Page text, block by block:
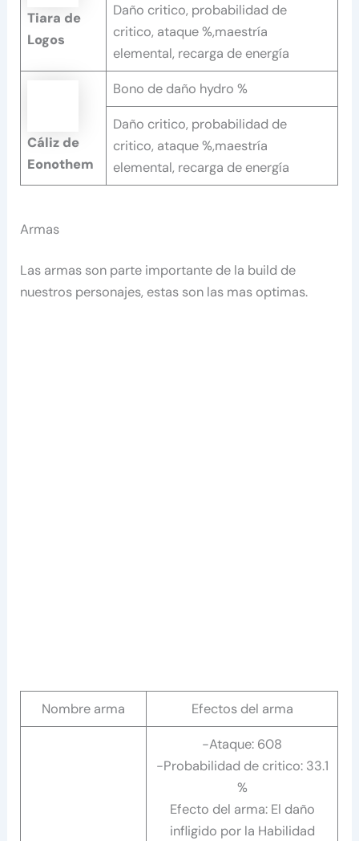
Tiara de
Logos
Daño critico, probabilidad de
critico, ataque %,maestría
elemental, recarga de energía
Cáliz de
Eonothem
Bono de daño hydro %
Daño critico, probabilidad de
critico, ataque %,maestría
elemental, recarga de energía
Armas
Las armas son parte importante de la build de
nuestros personajes, estas son las mas optimas.
Nombre arma Efectos del arma
-Ataque: 608
-Probabilidad de critico: 33.1
%
Efecto del arma: El daño
infligido por la Habilidad